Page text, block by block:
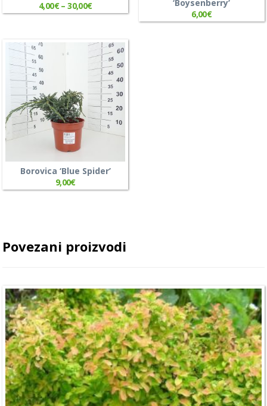
4,00€–30,00€
‘Boysenberry’
6,00€
Borovica ‘Blue Spider’
9,00€
Povezani proizvodi